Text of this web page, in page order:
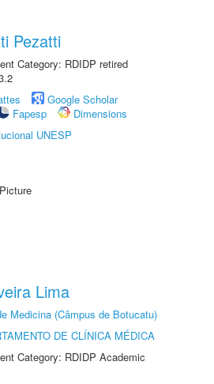
Pezatti
Category: RDIDP retired
Google Scholar
Fapesp
Dimensions
UNESP
Lima
Medicina (Câmpus de Botucatu)
DE CLÍNICA MÉDICA
Category: RDIDP Academic